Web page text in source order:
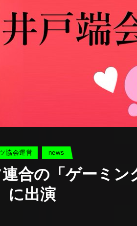
協会運営 news
合の「ゲーミン
に出演